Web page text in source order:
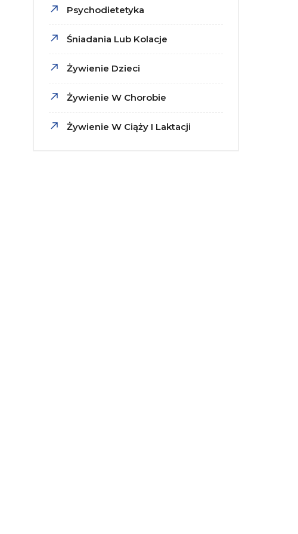
Psychodietetyka
Śniadania Lub Kolacje
Żywienie Dzieci
Żywienie W Chorobie
Żywienie W Ciąży I Laktacji